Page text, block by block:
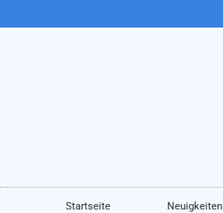
Startseite Neuigkeiten